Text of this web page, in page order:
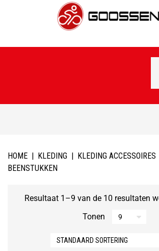
HOME | KLEDING | KLEDING ACCESSOIRES
BEENSTUKKEN
Resultaat 1–9 van de 10 resultaten
Tonen